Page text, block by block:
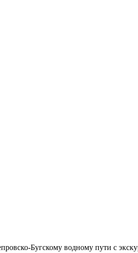
Бугскому водному пути с